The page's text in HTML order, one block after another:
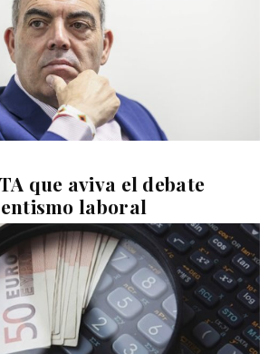
que aviva el debate
laboral